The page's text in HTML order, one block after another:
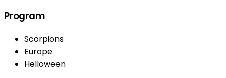
Program
Scorpions
Europe
Helloween